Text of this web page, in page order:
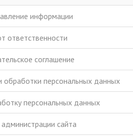
информации
ответственности
соглашение
обработки персональных данных
персональных данных
сайта